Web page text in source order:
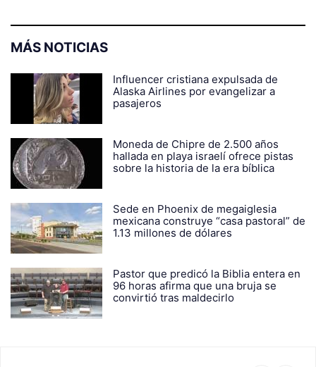
MÁS NOTICIAS
Influencer cristiana expulsada de
Alaska Airlines por evangelizar a
pasajeros
Moneda de Chipre de 2.500 años
hallada en playa israelí ofrece pistas
sobre la historia de la era bíblica
Sede en Phoenix de megaiglesia
mexicana construye “casa pastoral” de
1.13 millones de dólares
Pastor que predicó la Biblia entera en
96 horas afirma que una bruja se
convirtió tras maldecirlo